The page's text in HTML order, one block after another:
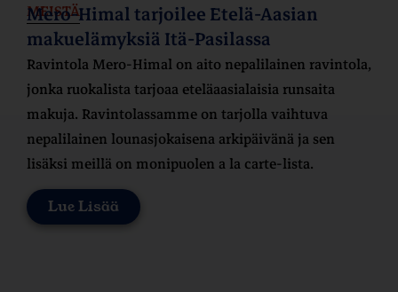
MEISTÄ
Mero-Himal tarjoilee Etelä-Aasian
makuelämyksiä Itä-Pasilassa
Ravintola Mero-Himal on aito nepalilainen ravintola,
jonka ruokalista tarjoaa eteläaasialaisia runsaita
makuja. Ravintolassamme on tarjolla vaihtuva
nepalilainen lounasjokaisena arkipäivänä ja sen
lisäksi meillä on monipuolen a la carte-lista.
Lue Lisää